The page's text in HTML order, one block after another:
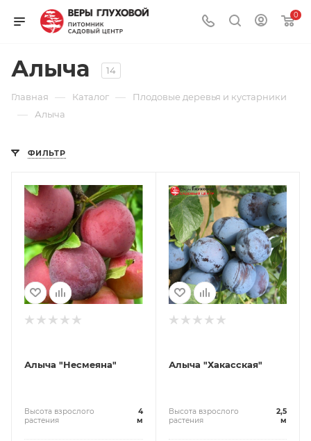
0
Алыча 14
Главная — Каталог — Плодовые деревья и кустарники
— Алыча
ФИЛЬТР
Алыча "Несмеяна"
Высота взрослого
растения
4
м
Алыча "Хакасская"
Высота взрослого
растения
2,5
м